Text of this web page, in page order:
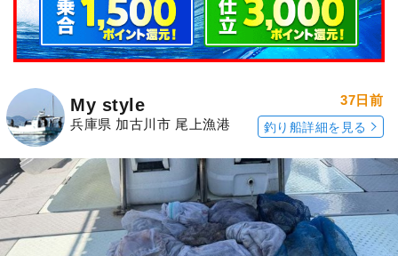
My style
兵庫県 加古川市 尾上漁港
37日前
釣り船詳細を見る